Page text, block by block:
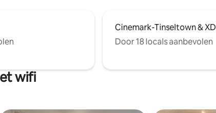
Cinemark-Tinseltown & XD
Door 18 locals aanbevolen
wifi